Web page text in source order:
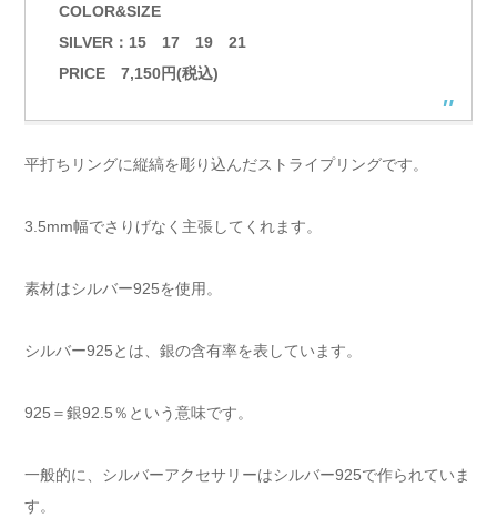
COLOR&SIZE
SILVER：15 17 19 21
PRICE 7,150円(税込)
平打ちリングに縦縞を彫り込んだストライプリングです。
3.5mm幅でさりげなく主張してくれます。
素材はシルバー925を使用。
シルバー925とは、銀の含有率を表しています。
925＝銀92.5％という意味です。
一般的に、シルバーアクセサリーはシルバー925で作られていま
す。